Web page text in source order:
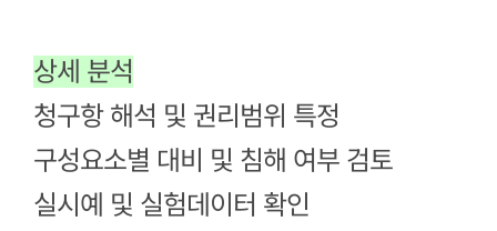
상세 분석
청구항 해석 및 권리범위 특정
구성요소별 대비 및 침해 여부 검토
실시예 및 실험데이터 확인